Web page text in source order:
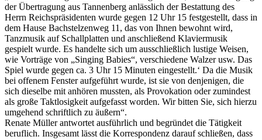
der Übertragung aus Tannenberg anlässlich der Bestattung des
Herrn Reichspräsidenten wurde gegen 12 Uhr 15 festgestellt, dass in
dem Hause Bachstelzenweg 11, das von Ihnen bewohnt wird,
Tanzmusik auf Schallplatten und anschließend Klaviermusik
gespielt wurde. Es handelte sich um ausschließlich lustige Weisen,
wie Vorträge von „Singing Babies“, verschiedene Walzer usw. Das
Spiel wurde gegen ca. 3 Uhr 15 Minuten eingestellt.‘ Da die Musik
bei offenem Fenster aufgeführt wurde, ist sie von denjenigen, die
sich dieselbe mit anhören mussten, als Provokation oder zumindest
als große Taktlosigkeit aufgefasst worden. Wir bitten Sie, sich hierzu
umgehend schriftlich zu äußern“.
Renate Müller antwortet ausführlich und begründet die Tätigkeit
beruflich. Insgesamt lässt die Korrespondenz darauf schließen, dass